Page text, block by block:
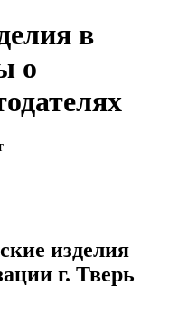
в
о
изделия
г. Тверь